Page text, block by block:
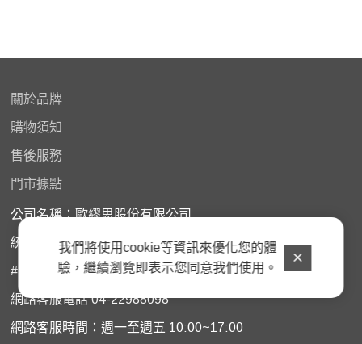
關於品牌
購物須知
售後服務
門市據點
公司名稱：歐繆思股份有限公司
統一編號：45882963
# 門市購買商品如需諮詢服務﹐請洽原購買門市
網路客服電話 04-22988098
網路客服時間：週一至週五 10:00~17:00
我們將使用cookie等資訊來優化您的體
驗，繼續瀏覽即表示您同意我們使用。